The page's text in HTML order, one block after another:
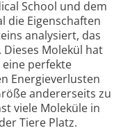
School und dem
die Eigenschaften
analysiert, das
Molekül hat
perfekte
Energieverlusten
andererseits zu
viele Moleküle in
Tiere Platz.